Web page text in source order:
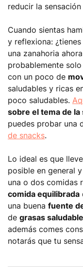
reducir la sensación
Cuando sientas
y reflexiona:
una zanahoria
probablemente
con un poco de
saludables y ricas
poco saludables.
sobre el tema de la
puedes probar una
de snacks.
Lo ideal es que
posible en general
una o dos comidas
comida equilibrada
una buena fuente
de grasas
además comes
notarás que tu